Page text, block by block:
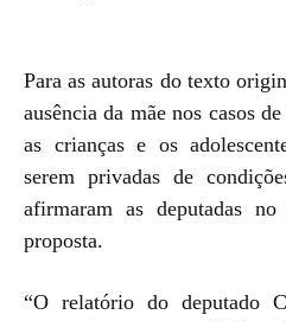
Para as autoras do texto
ausência da mãe nos casos
as crianças e os
serem privadas de
afirmaram as deputadas
proposta.
“O relatório do deputado